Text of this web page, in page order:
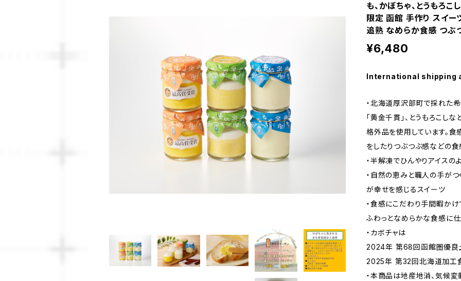
も、かぼちゃ、とうもろ
限定 函館 手作り スイ
追熟 なめらか食感 つぶ
¥6,480
International shipping
・北海道厚沢部町で採れた
「黄金千貫」、とうもろこし
格外品を使用しています。
をしたりつぶつぶ感などの食
・半解凍でひんやりアイスの
・自然の恵みと職人の手がつ
が幸せを感じるスイーツ
・食感にこだわり手間暇かけ
ふわっとなめらかな食感に仕
・カボチャは
2024年 第68回函館圏優良
2025年 第32回北海道加工
・本商品は地産地消、気候変